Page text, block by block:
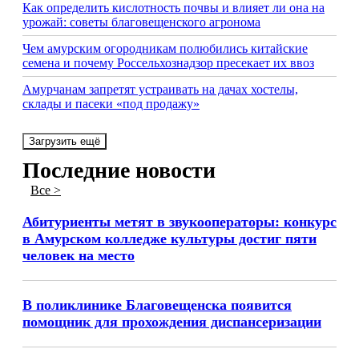
Как определить кислотность почвы и влияет ли она на
урожай: советы благовещенского агронома
Чем амурским огородникам полюбились китайские
семена и почему Россельхознадзор пресекает их ввоз
Амурчанам запретят устраивать на дачах хостелы,
склады и пасеки «под продажу»
Загрузить ещё
Последние новости
Все >
Абитуриенты метят в звукооператоры: конкурс
в Амурском колледже культуры достиг пяти
человек на место
В поликлинике Благовещенска появится
помощник для прохождения диспансеризации